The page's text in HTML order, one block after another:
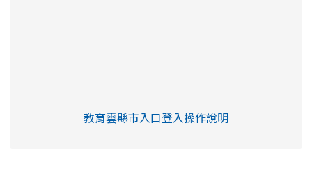
link to https://eliteracy.edu.tw/Shorts/
教育雲縣市入口登入操作說明